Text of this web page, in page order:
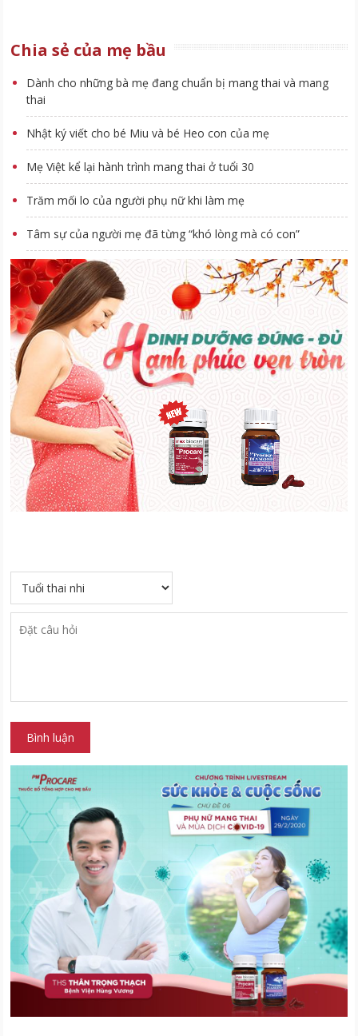
Chia sẻ của mẹ bầu
Dành cho những bà mẹ đang chuẩn bị mang thai và mang
thai
Nhật ký viết cho bé Miu và bé Heo con của mẹ
Mẹ Việt kể lại hành trình mang thai ở tuổi 30
Trăm mối lo của người phụ nữ khi làm mẹ
Tâm sự của người mẹ đã từng “khó lòng mà có con”